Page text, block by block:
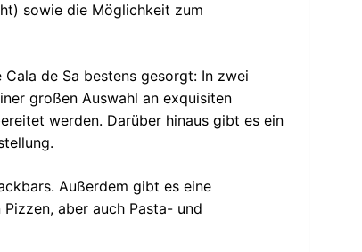
sowie die Möglichkeit zum
de Sa bestens gesorgt: In zwei
großen Auswahl an exquisiten
werden. Darüber hinaus gibt es ein
Außerdem gibt es eine
aber auch Pasta- und